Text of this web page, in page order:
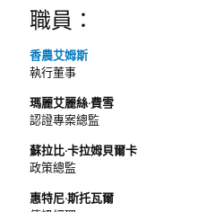
職員：
香農艾姆斯
執行董事
瑪麗艾麗絲·費雪
認證專案總監
蘇拉比·卡拉姆貝爾卡
政策總監
惠特尼·斯托瓦爾